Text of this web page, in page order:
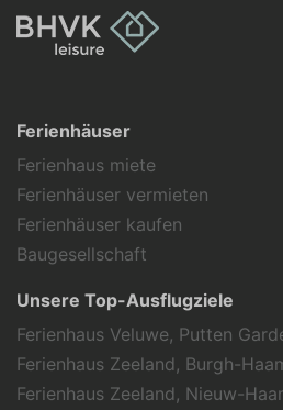
Ferienhäuser
Ferienhaus miete
Ferienhäuser vermieten
Ferienhäuser kaufen
Baugesellschaft
Unsere Top-Ausflugziele
Ferienhaus Veluwe, Putten
Ferienhaus Zeeland, Burgh-
Ferienhaus Zeeland, Nieuw-